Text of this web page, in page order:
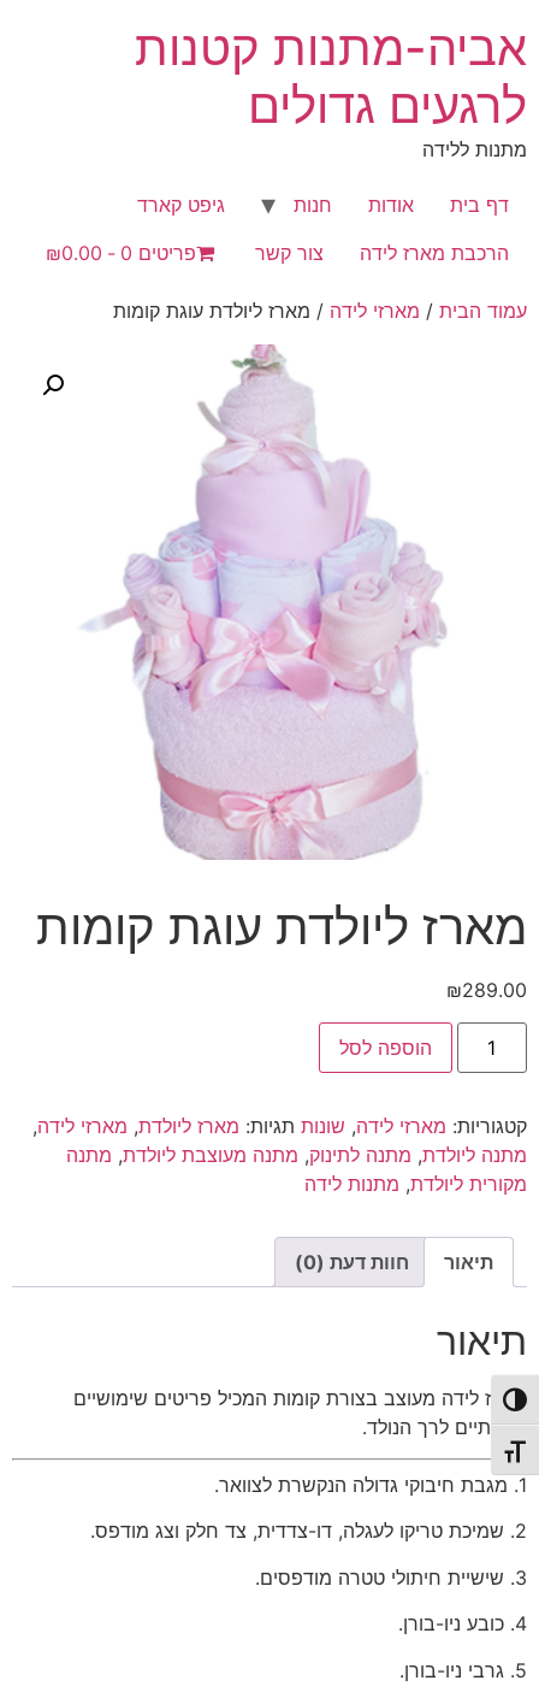
הפעל/כבה ניגודיות גבוהה
מתג גודל גופן
לתוכן
אביה-מתנות קטנות
לרגעים גדולים
מתנות ללידה
דף בית אודות חנות
גיפט קארד
הרכבת מארז לידה
צור קשר פריטים 0 ₪0.00
עמוד הבית / מארזי לידה / מארז ליולדת עוגת קומות
מארז ליולדת עוגת קומות
₪289.00
כמות
מארז
קומות
הוספה לסל
קטגוריות: מארזי לידה, שונות תגיות: מארז ליולדת, מארזי לידה,
מתנה ליולדת, מתנה לתינוק, מתנה מעוצבת ליולדת, מתנה
מקורית ליולדת, מתנות לידה
תיאור חוות דעת (0)
תיאור
מארז לידה מעוצב בצורת קומות המכיל פריטים שימושיים
ואיכותיים לרך הנולד.
1. מגבת חיבוקי גדולה הנקשרת לצוואר.
2. שמיכת טריקו לעגלה, דו-צדדית, צד חלק וצג מודפס.
3. שישיית חיתולי טטרה מודפסים.
4. כובע ניו-בורן.
5. גרבי ניו-בורן.